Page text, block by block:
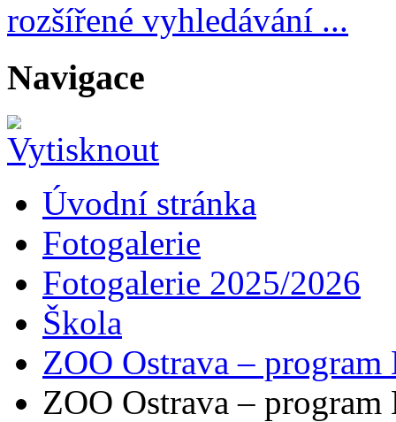
rozšířené vyhledávání ...
Navigace
Úvodní stránka
Fotogalerie
Fotogalerie 2025/2026
Škola
ZOO Ostrava –
ZOO Ostrava –